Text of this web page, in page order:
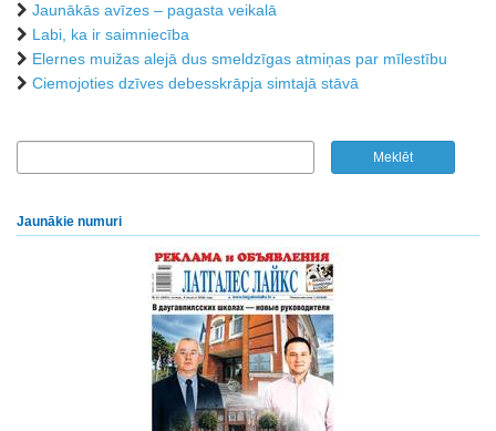
Jaunākās avīzes – pagasta veikalā
Labi, ka ir saimniecība
Elernes muižas alejā dus smeldzīgas atmiņas par mīlestību
Ciemojoties dzīves debesskrāpja simtajā stāvā
Jaunākie numuri